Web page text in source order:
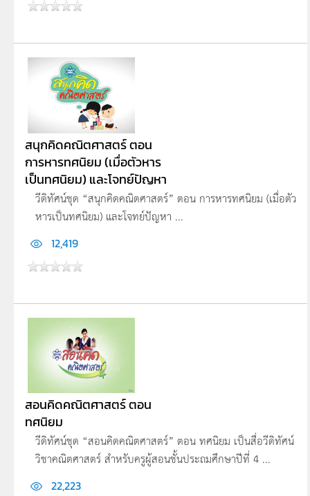
สนุกคิดคณิตศาสตร์ ตอน
การหารทศนิยม (เมื่อตัวหาร
เป็นทศนิยม) และโจทย์ปัญหา
วีดิทัศน์ชุด “สนุกคิดคณิตศาสตร์” ตอน การหารทศนิยม (เมื่อตัว
หารเป็นทศนิยม) และโจทย์ปัญหา ...
12,419
สอนคิดคณิตศาสตร์ ตอน
ทศนิยม
วีดิทัศน์ชุด “สอนคิดคณิตศาสตร์” ตอน ทศนิยม เป็นสื่อวีดิทัศน์
วิชาคณิตศาสตร์ สำหรับครูผู้สอนชั้นประถมศึกษาปีที่ 4 ...
22,223